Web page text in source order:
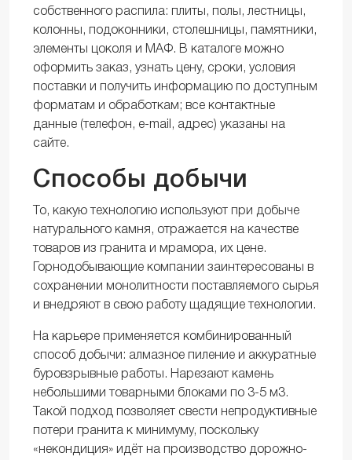
собственного распила: плиты, полы, лестницы,
колонны, подоконники, столешницы, памятники,
элементы цоколя и МАФ. В каталоге можно
оформить заказ, узнать цену, сроки, условия
поставки и получить информацию по доступным
форматам и обработкам; все контактные
данные (телефон, e-mail, адрес) указаны на
сайте.
Способы добычи
То, какую технологию используют при добыче
натурального камня, отражается на качестве
товаров из гранита и мрамора, их цене.
Горнодобывающие компании заинтересованы в
сохранении монолитности поставляемого сырья
и внедряют в свою работу щадящие технологии.
На карьере применяется комбинированный
способ добычи: алмазное пиление и аккуратные
буровзрывные работы. Нарезают камень
небольшими товарными блоками по 3-5 м3.
Такой подход позволяет свести непродуктивные
потери гранита к минимуму, поскольку
«некондиция» идёт на производство дорожно-